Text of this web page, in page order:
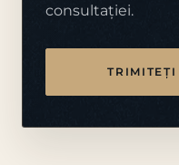
consultației.